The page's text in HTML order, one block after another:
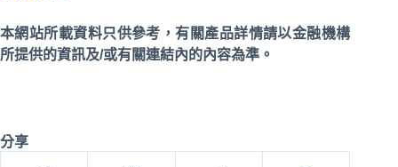
本網站所載資料只供參考，有關產品詳情請以金融機構
所提供的資訊及/或有關連結內的內容為準。
分享